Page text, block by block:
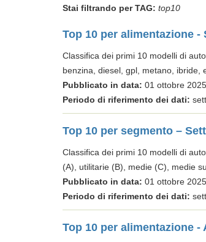
Stai filtrando per TAG: top10
Top 10 per alimentazione -
Classifica dei primi 10 modelli di
benzina, diesel, gpl, metano, ibride,
Pubblicato in data: 01 ottobre 2025
Periodo di riferimento dei dati:
Top 10 per segmento –
Classifica dei primi 10 modelli di
(A), utilitarie (B), medie (C), medie
Pubblicato in data: 01 ottobre 2025
Periodo di riferimento dei dati:
Top 10 per alimentazione -